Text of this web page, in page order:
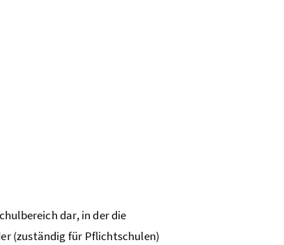
dar, in der die
(zuständig für Pflichtschulen)